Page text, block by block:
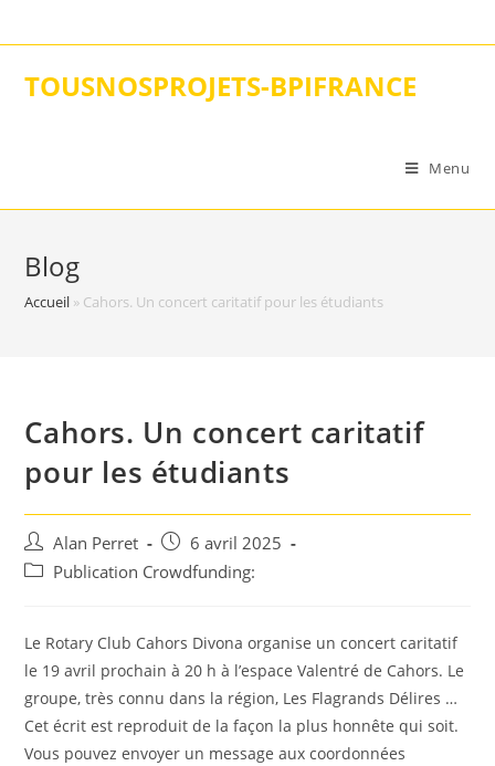
to
TOUSNOSPROJETS-BPIFRANCE
Menu
Blog
Accueil » Cahors. Un concert caritatif pour les étudiants
Cahors. Un concert caritatif
pour les étudiants
Auteur/autrice
de
Alan Perret
Post
published:
6 avril 2025
PostPublication Crowdfunding:
Le Rotary Club Cahors Divona organise un concert caritatif
le 19 avril prochain à 20 h à l’espace Valentré de Cahors. Le
groupe, très connu dans la région, Les Flagrands Délires …
Cet écrit est reproduit de la façon la plus honnête qui soit.
Vous pouvez envoyer un message aux coordonnées